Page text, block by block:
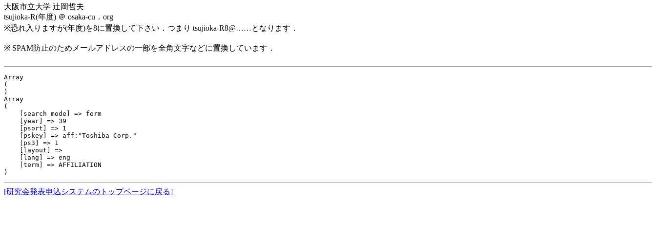
大阪市立大学 辻岡哲夫
tsujioka-R(年度) ＠ osaka-cu．org
※恐れ入りますが(年度)を8に置換して下さい．つまり tsujioka-R8@……となります．
※ SPAM防止のためメールアドレスの一部を全角文字などに置換しています．
Array
(
)
Array
(
    [search_mode] => form
    [year] => 39
    [psort] => 1
    [pskey] => aff:"Toshiba Corp."
    [ps3] => 1
    [layout] =>
    [lang] => eng
    [term] => AFFILIATION
[研究会発表申込システムのトップページに戻る]